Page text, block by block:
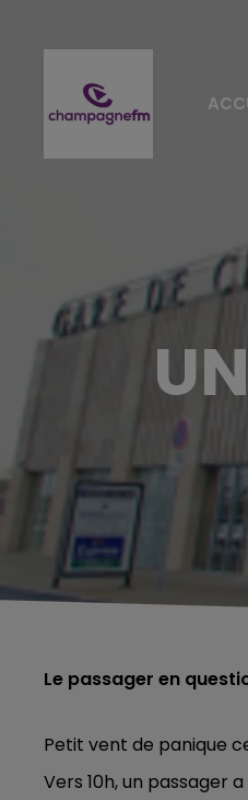
Le passager en
Petit vent de panique
Vers 10h, un passager